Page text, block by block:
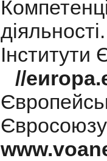
Інститути
//